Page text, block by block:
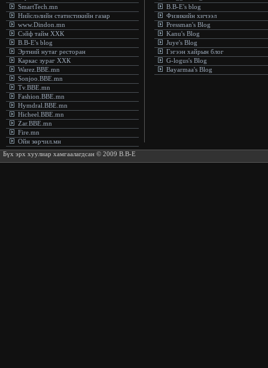
SmartTech.mn
Нийслэлийн статистикийн газар
www.Dindon.mn
Сэйф тайм ХХК
B.B-E's blog
Эртний нутаг ресторан
Каркас зураг ХХК
Warez.BBE.mn
Sonjoo.BBE.mn
Tv.BBE.mn
Fashion.BBE.mn
Hymdral.BBE.mn
Hicheel.BBE.mn
Zar.BBE.mn
Fire.mn
Ойн зөрчил.мн
B.B-E's blog
Физикийн хичээл
Pressman's Blog
Kanu's Blog
Juye's Blog
Гэгээн хайрын блог
G-logus's Blog
Bayarmaa's Blog
Бүх эрх хуулиар хамгаалагдсан © 2009 B.B-E